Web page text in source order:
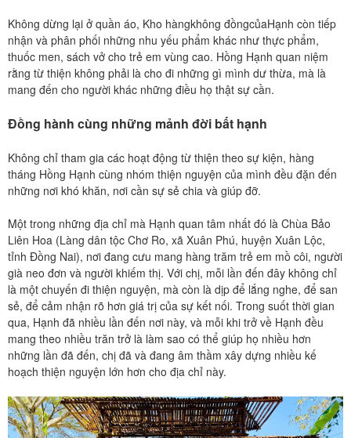
Không dừng lại ở quần áo, Kho hàngkhông đồngcủaHạnh còn tiếp
nhận và phân phối những nhu yếu phẩm khác như thực phẩm,
thuốc men, sách vở cho trẻ em vùng cao. Hồng Hạnh quan niệm
rằng từ thiện không phải là cho đi những gì mình dư thừa, mà là
mang đến cho người khác những điều họ thật sự cần.
Đồng hành cùng những mảnh đời bất hạnh
Không chỉ tham gia các hoạt động từ thiện theo sự kiện, hàng
tháng Hồng Hạnh cùng nhóm thiện nguyện của mình đều đặn đến
những nơi khó khăn, nơi cần sự sẻ chia và giúp đỡ.
Một trong những địa chỉ mà Hạnh quan tâm nhất đó là Chùa Bảo
Liên Hoa (Làng dân tộc Chơ Ro, xã Xuân Phú, huyện Xuân Lộc,
tỉnh Đồng Nai), nơi đang cưu mang hàng trăm trẻ em mồ côi, người
già neo đơn và người khiếm thị. Với chị, mỗi lần đến đây không chỉ
là một chuyến đi thiện nguyện, mà còn là dịp để lắng nghe, để san
sẻ, để cảm nhận rõ hơn giá trị của sự kết nối. Trong suốt thời gian
qua, Hạnh đã nhiều lần đến nơi này, và mỗi khi trở về Hạnh đều
mang theo nhiều trăn trở là làm sao có thể giúp họ nhiều hơn
những lần đã đến, chị đã và đang âm thầm xây dựng nhiều kế
hoạch thiện nguyện lớn hơn cho địa chỉ này.